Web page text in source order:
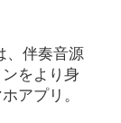
、伴奏音源
をより身
アプリ。